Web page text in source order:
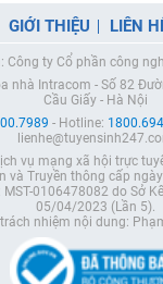
GIỚI THIỆU LIÊN
Công ty Cổ phần công
nhà Intracom - Số 82
Cầu Giấy - Hà Nội
- Hotline:
vụ mạng xã hội trực
và Truyền thông cấp
0106478082 do Sở
05/04/2023 (Lần 5).
nhiệm nội dung: